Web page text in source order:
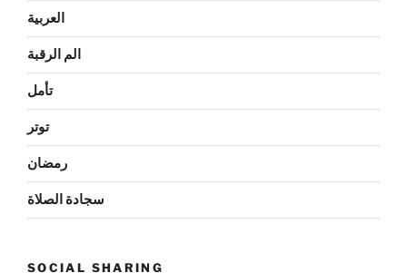
العربية
الم الرقبة
تأمل
توتر
رمضان
سجادة الصلاة
SOCIAL SHARING